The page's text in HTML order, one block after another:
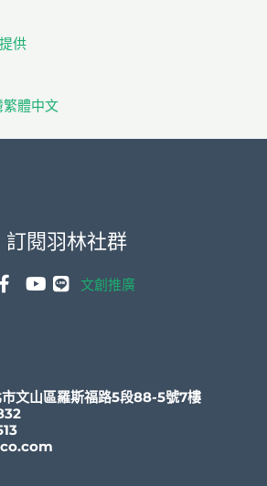
供
體中文
訂閱羽林社群
文創推廣
文山區羅斯福路5段88-5號7樓